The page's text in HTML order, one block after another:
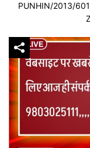
PUNHIN/2013/